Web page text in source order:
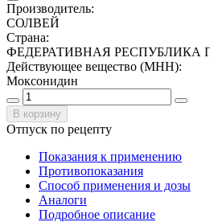
Производитель:
СОЛВЕЙ
Страна:
ФЕДЕРАТИВНАЯ РЕСПУБЛИКА
Действующее вещество (МНН):
Моксонидин
В корзину
Отпуск по рецепту
Показания к применению
Противопоказания
Способ применения и дозы
Аналоги
Подробное описание